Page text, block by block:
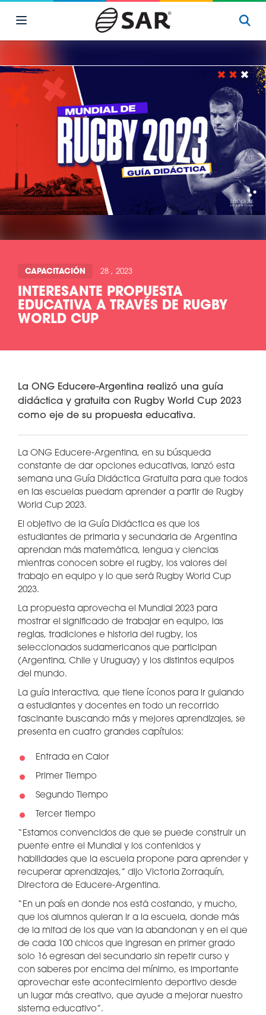
CAPACITACIÓN 28 , 2023
INTERESANTE PROPUESTA
EDUCATIVA A TRAVÉS DE RUGBY
WORLD CUP
La ONG Educere-Argentina realizó una guía
didáctica y gratuita con Rugby World Cup 2023
como eje de su propuesta educativa.
La ONG Educere-Argentina, en su búsqueda
constante de dar opciones educativas, lanzó esta
semana una Guía Didáctica Gratuita para que todos
en las escuelas puedam aprender a partir de Rugby
World Cup 2023.
El objetivo de la Guía Didáctica es que los
estudiantes de primaria y secundaria de Argentina
aprendan más matemática, lengua y ciencias
mientras conocen sobre el rugby, los valores del
trabajo en equipo y lo que será Rugby World Cup
2023.
La propuesta aprovecha el Mundial 2023 para
mostrar el significado de trabajar en equipo, las
reglas, tradiciones e historia del rugby, los
seleccionados sudamericanos que participan
(Argentina, Chile y Uruguay) y los distintos equipos
del mundo.
La guía interactiva, que tiene íconos para ir guiando
a estudiantes y docentes en todo un recorrido
fascinante buscando más y mejores aprendizajes, se
presenta en cuatro grandes capítulos:
Entrada en Calor
Primer Tiempo
Segundo Tiempo
Tercer tiempo
“Estamos convencidos de que se puede construir un
puente entre el Mundial y los contenidos y
habilidades que la escuela propone para aprender y
recuperar aprendizajes,” dijo Victoria Zorraquín,
Directora de Educere-Argentina.
“En un país en donde nos está costando, y mucho,
que los alumnos quieran ir a la escuela, donde más
de la mitad de los que van la abandonan y en el que
de cada 100 chicos que ingresan en primer grado
solo 16 egresan del secundario sin repetir curso y
con saberes por encima del mínimo, es importante
aprovechar este acontecimiento deportivo desde
un lugar más creativo, que ayude a mejorar nuestro
sistema educativo”.